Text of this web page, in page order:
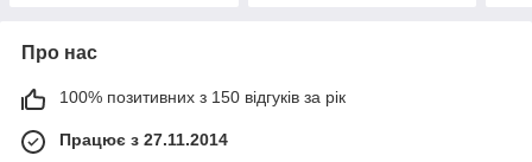
Про нас
100% позитивних з 150 відгуків за рік
Працює з 27.11.2014